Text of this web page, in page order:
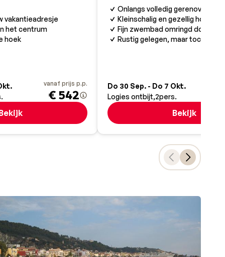
op
vakantieadresje
het centrum
hoek
vanaf prijs p.p.
€ 542
Onlangs volledig gerenoveerd
Kleinschalig en gezellig hotel
Fijn zwembad omringd door
Rustig gelegen, maar toch
Do 30 Sep. - Do 7 Okt.
Logies ontbijt 2pers.
Bekijk